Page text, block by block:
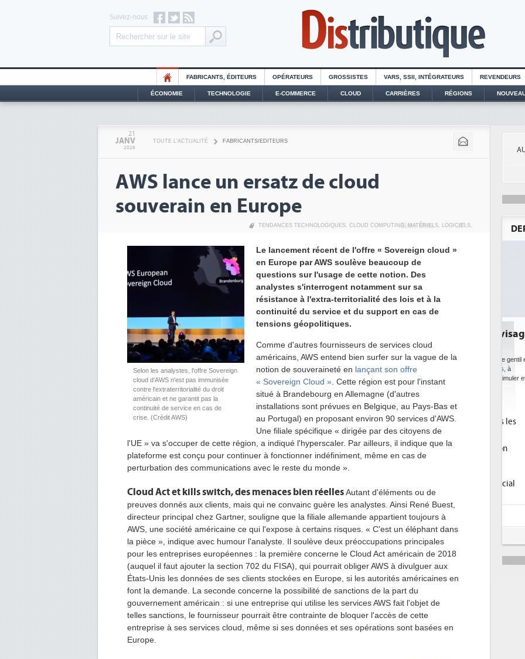
Suivez-nous
FABRICANTS, ÉDITEURS OPÉRATEURS GROSSISTES VARS, SSII, INTÉGRATEURS REVENDEURS
ÉCONOMIE TECHNOLOGIE E-COMMERCE CLOUD CARRIÈRES RÉGIONS
21
JANV
2026
TOUTE L'ACTUALITÉ FABRICANTS/EDITEURS
AWS lance un ersatz de cloud
souverain en Europe
TENDANCES TECHNOLOGIQUES, CLOUD COMPUTING , MATÉRIELS, LOGICIELS,
Selon les analystes, l'offre Sovereign
cloud d'AWS n'est pas immunisée
contre l'extraterritorialité du droit
américain et ne garantit pas la
continuité de service en cas de
crise. (Crédit AWS)
Le lancement récent de l'offre « Sovereign cloud »
en Europe par AWS soulève beaucoup de
questions sur l'usage de cette notion. Des
analystes s'interrogent notamment sur sa
résistance à l'extra-territorialité des lois et à la
continuité du service et du support en cas de
tensions géopolitiques.
Comme d'autres fournisseurs de services cloud
américains, AWS entend bien surfer sur la vague de la
notion de souveraineté en lançant son offre
« Sovereign Cloud » . Cette région est pour l'instant
situé à Brandebourg en Allemagne (d'autres
installations sont prévues en Belgique, au Pays-Bas et
au Portugal) en proposant environ 90 services d'AWS.
Une filiale spécifique « dirigée par des citoyens de
l'UE » va s'occuper de cette région, a indiqué l'hyperscaler. Par ailleurs, il indique que la
plateforme est conçu pour continuer à fonctionner indéfiniment, même en cas de
perturbation des communications avec le reste du monde ».
Cloud Act et kills switch, des menaces bien réellesAutant d'éléments ou de
preuves donnés aux clients, mais qui ne convainc guère les analystes. Ainsi René Buest,
directeur principal chez Gartner, souligne que la filiale allemande appartient toujours à
AWS, une société américaine ce qui l'expose à certains risques. « C'est un éléphant dans
la pièce », indique avec humour l'analyste. Il soulève deux préoccupations principales
pour les entreprises européennes : la première concerne le Cloud Act américain de 2018
(auquel il faut ajouter la section 702 du FISA), qui pourrait obliger AWS à divulguer aux
États-Unis les données de ses clients stockées en Europe, si les autorités américaines en
font la demande. La seconde concerne la possibilité de sanctions de la part du
gouvernement américain : si une entreprise qui utilise les services AWS fait l'objet de
telles sanctions, le fournisseur pourrait être contrainte de bloquer l'accès de cette
entreprise à ses services cloud, même si ses données et ses opérations sont basées en
Europe.
ce
6